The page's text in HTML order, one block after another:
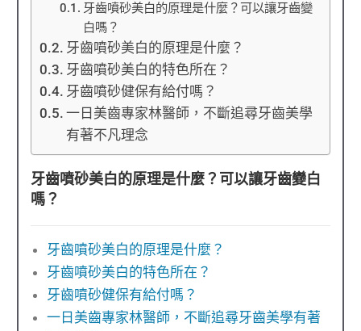
牙齒噴砂美白的原理是什麼？可以讓牙齒變
白嗎？
牙齒噴砂美白的原理是什麼？
牙齒噴砂美白的特色所在？
牙齒噴砂健保有給付嗎？
一日美齒專家林醫師，不斷追尋牙齒美學
有著不凡理念
牙齒噴砂美白的原理是什麼？可以讓牙齒變白
嗎？
牙齒噴砂美白的原理是什麼？
牙齒噴砂美白的特色所在？
牙齒噴砂健保有給付嗎？
一日美齒專家林醫師，不斷追尋牙齒美學有著